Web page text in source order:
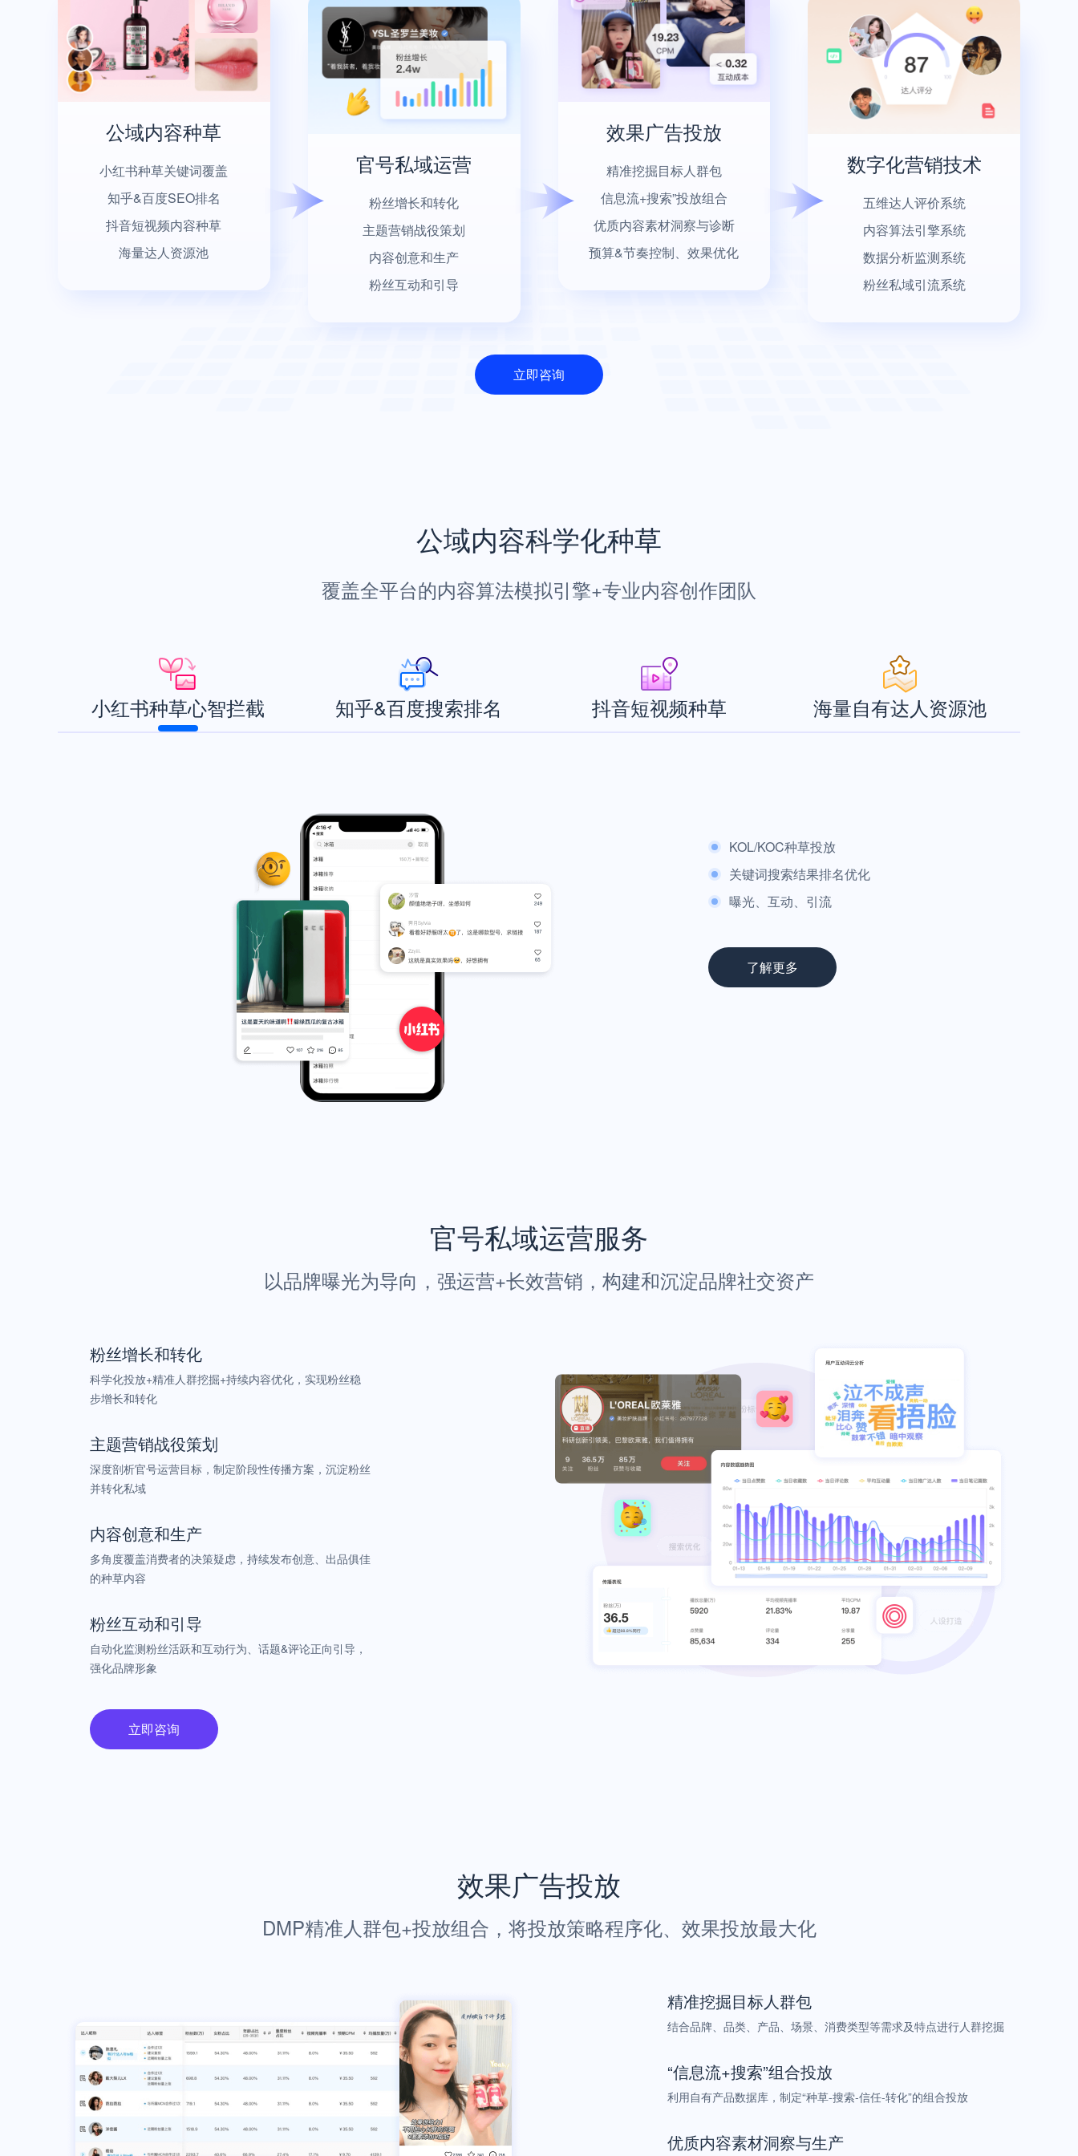
公域内容种草
小红书种草关键词覆盖
知乎&百度SEO排名
抖音短视频内容种草
海量达人资源池
官号私域运营
粉丝增长和转化
主题营销战役策划
内容创意和生产
粉丝互动和引导
效果广告投放
精准挖掘目标人群包
信息流+搜索”投放组合
优质内容素材洞察与诊断
预算&节奏控制、效果优化
数字化营销技术
五维达人评价系统
内容算法引擎系统
数据分析监测系统
粉丝私域引流系统
立即咨询
公域内容科学化种草
覆盖全平台的内容算法模拟引擎+专业内容创作团队
小红书种草心智拦截 知乎&百度搜索排名 抖音短视频种草 海量自有达人资源池
KOL/KOC种草投放
关键词搜索结果排名优化
曝光、互动、引流
了解更多
官号私域运营服务
以品牌曝光为导向，强运营+长效营销，构建和沉淀品牌社交资产
粉丝增长和转化
科学化投放+精准人群挖掘+持续内容优化，实现粉丝稳
步增长和转化
主题营销战役策划
深度剖析官号运营目标，制定阶段性传播方案，沉淀粉丝
并转化私域
内容创意和生产
多⻆度覆盖消费者的决策疑虑，持续发布创意、出品俱佳
的种草内容
粉丝互动和引导
自动化监测粉丝活跃和互动行为、话题&评论正向引导，
强化品牌形象
立即咨询
效果广告投放
DMP精准人群包+投放组合，将投放策略程序化、效果投放最大化
精准挖掘目标人群包
结合品牌、品类、产品、场景、消费类型等需求及特点进行人群挖掘
“信息流+搜索”组合投放
利用自有产品数据库，制定“种草-搜索-信任-转化”的组合投放
优质内容素材洞察与生产